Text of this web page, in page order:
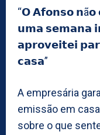
“𝗢 𝗔𝗳𝗼𝗻𝘀𝗼
𝘂𝗺𝗮 𝘀𝗲𝗺𝗮𝗻𝗮
𝗮𝗽𝗿𝗼𝘃𝗲𝗶𝘁𝗲𝗶
𝗰𝗮𝘀𝗮”
A empresária
emissão em
sobre o que